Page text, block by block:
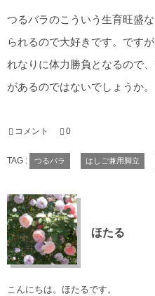
つるバラのこういう生育旺盛
られるので大好きです。です
れなりに体力勝負となるので
があるのではないでしょうか。
コメント 0
TAG : つるバラ はしご兼用脚立
ほたる
こんにちは。ほたるです。